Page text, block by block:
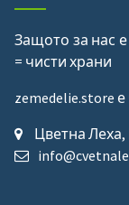
Защото за нас
= чисти храни
zemedelie.store
Цветна